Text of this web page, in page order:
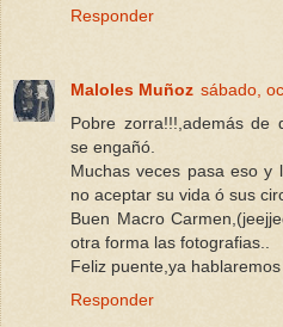
Responder
Maloles Muñoz sábado,
Pobre zorra!!!,además de
se engañó.
Muchas veces pasa eso y
no aceptar su vida ó sus
Buen Macro
otra forma las fotografias..
Feliz puente,ya hablaremos
Responder